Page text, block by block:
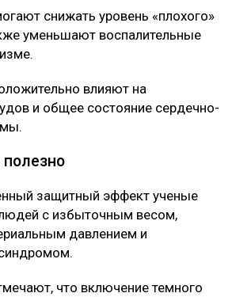
снижать уровень «плохого»
уменьшают воспалительные
влияют на
и общее состояние сердечно-
защитный эффект ученые
с избыточным весом,
давлением и
что включение темного